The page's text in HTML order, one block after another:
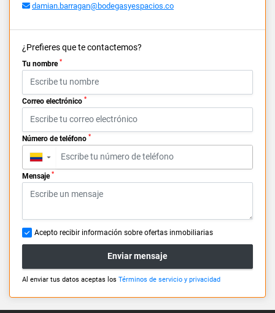
damian.barragan@bodegasyespacios.co
¿Prefieres que te contactemos?
Tu nombre *
Correo electrónico *
Número de teléfono *
▼
Mensaje *
Acepto recibir información sobre ofertas inmobiliarias
Enviar mensaje
Al enviar tus datos aceptas los Términos de servicio y privacidad